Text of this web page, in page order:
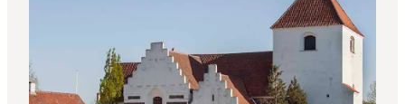
Overnatning
Book oplevelser